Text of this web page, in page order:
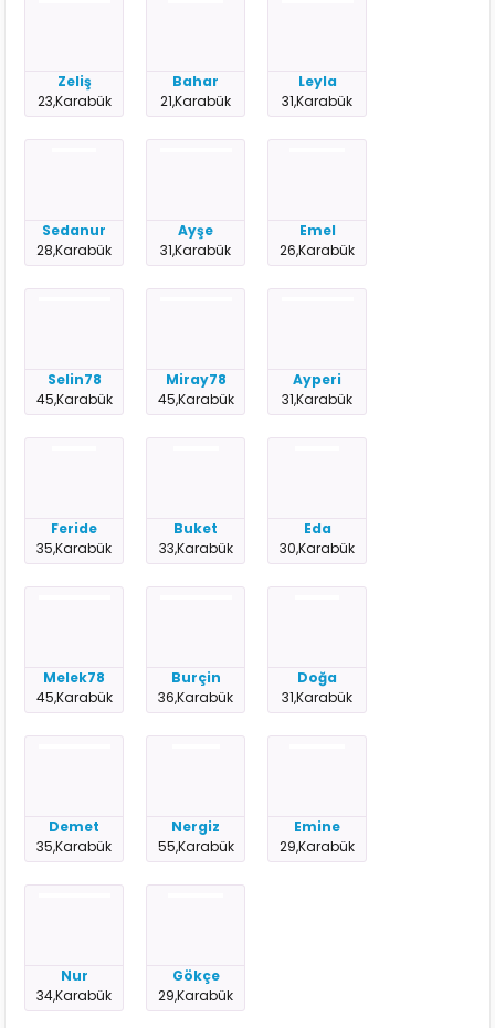
Zeliş
23,Karabük
Bahar
21,Karabük
Leyla
31,Karabük
Sedanur
28,Karabük
Ayşe
31,Karabük
Emel
26,Karabük
Selin78
45,Karabük
Miray78
45,Karabük
Ayperi
31,Karabük
Feride
35,Karabük
Buket
33,Karabük
Eda
30,Karabük
Melek78
45,Karabük
Burçin
36,Karabük
Doğa
31,Karabük
Demet
35,Karabük
Nergiz
55,Karabük
Emine
29,Karabük
Nur
34,Karabük
Gökçe
29,Karabük